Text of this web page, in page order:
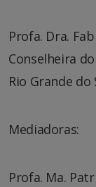
Profa. Dra.
Conselheira
Rio Grande do
Mediadoras:
Profa. Ma.